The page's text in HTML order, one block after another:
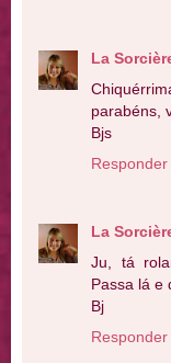
La
parabéns,
Bjs
Responder
La
Ju, tá
Passa lá e
Bj
Responder